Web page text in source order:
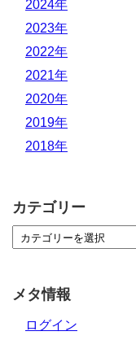
2024年
2023年
2022年
2021年
2020年
2019年
2018年
カテゴリー
メタ情報
ログイン